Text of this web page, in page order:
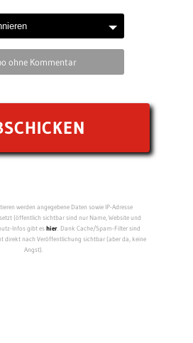
ohne Kommentar
werden angegebene Daten sowie IP-Adresse
(öffentlich sichtbar sind nur Name, Website und
Infos gibt eshier. Dank Cache/Spam-Filter sind
direkt nach Veröffentlichung sichtbar (aber da, keine
Angst).